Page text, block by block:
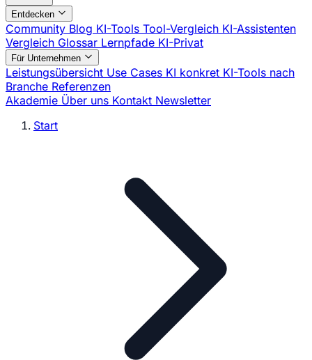
Entdecken
Community Blog KI-Tools Tool-Vergleich KI-Assistenten
Vergleich Glossar Lernpfade KI-Privat
Für Unternehmen
Leistungsübersicht Use Cases KI konkret KI-Tools nach
Branche Referenzen
Akademie Über uns Kontakt Newsletter
Start